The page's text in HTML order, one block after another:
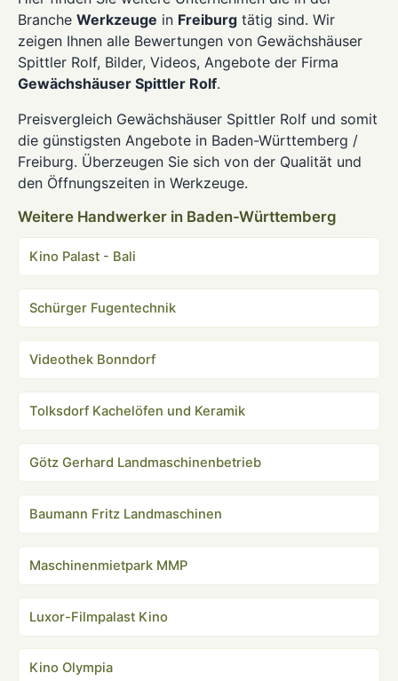
Branche Werkzeuge in Freiburg tätig sind. Wir
zeigen Ihnen alle Bewertungen von Gewächshäuser
Spittler Rolf, Bilder, Videos, Angebote der Firma
Gewächshäuser Spittler Rolf.
Preisvergleich Gewächshäuser Spittler Rolf und somit
die günstigsten Angebote in Baden-Württemberg /
Freiburg. Überzeugen Sie sich von der Qualität und
den Öffnungszeiten in Werkzeuge.
Weitere Handwerker in Baden-Württemberg
Kino Palast - Bali
Schürger Fugentechnik
Videothek Bonndorf
Tolksdorf Kachelöfen und Keramik
Götz Gerhard Landmaschinenbetrieb
Baumann Fritz Landmaschinen
Maschinenmietpark MMP
Luxor-Filmpalast Kino
Kino Olympia